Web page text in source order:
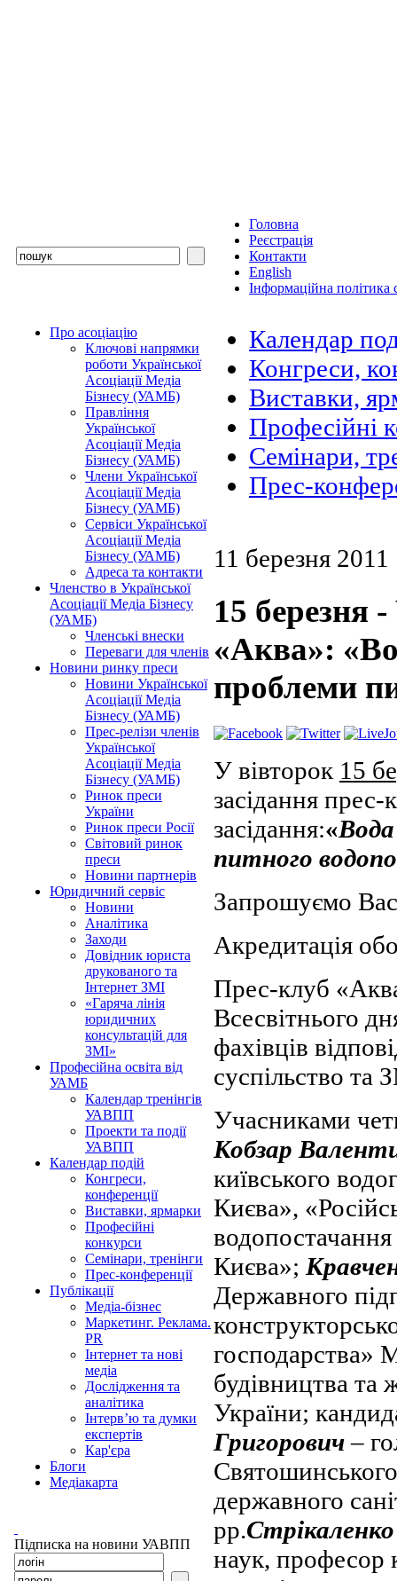
Головна
Реєстрація
Контакти
English
Інформаційна політика
Про асоціацію
Ключові напрямки
роботи Української
Асоціації Медіа
Бізнесу (УАМБ)
Правління
Української
Асоціації Медіа
Бізнесу (УАМБ)
Члени Української
Асоціації Медіа
Бізнесу (УАМБ)
Сервіси Української
Асоціації Медіа
Бізнесу (УАМБ)
Адреса та контакти
Членство в Української
Асоціації Медіа Бізнесу
(УАМБ)
Членські внески
Переваги для членів
Новини ринку преси
Новини Української
Асоціації Медіа
Бізнесу (УАМБ)
Прес-релізи членів
Української
Асоціації Медіа
Бізнесу (УАМБ)
Ринок преси
України
Ринок преси Росії
Світовий ринок
преси
Новини партнерів
Юридичний сервіс
Новини
Аналітика
Заходи
Довідник юриста
друкованого та
Інтернет ЗМІ
«Гаряча лінія
юридичних
консультацій для
ЗМІ»
Професійна освіта від
УАМБ
Календар тренінгів
УАВПП
Проекти та події
УАВПП
Календар подій
Конгреси,
конференції
Виставки, ярмарки
Професійні
конкурси
Семінари, тренінги
Прес-конференції
Публікації
Медіа-бізнес
Маркетинг. Реклама.
PR
Інтернет та нові
медіа
Дослідження та
аналітика
Інтерв’ю та думки
експертів
Кар'єра
Блоги
Медіакарта
Підписка на новини УАВПП
Календар
Конгреси,
Виставки,
Професійні
Семінари,
Прес-
11 березня 2011
15 березня
«Аква»:
проблеми
У вівторок 15
засідання
засідання:«Вода
питного
Запрошуємо Вас
Акредитація
Прес-клуб
Всесвітнього
фахівців
суспільство та
Учасниками
Кобзар
київського
Києва»,
водопостачання
Києва»;
Державного
господарства»
будівництва та
України;
Григорович–
державного
рр.
наук, професор